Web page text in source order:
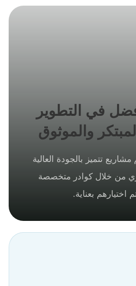
في التطوير
والموثوق
تتميز بالجودة العالية
من خلال كوادر متخصصة
بعناية.